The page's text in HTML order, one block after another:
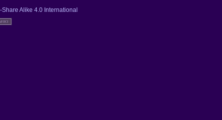
Alike 4.0 International